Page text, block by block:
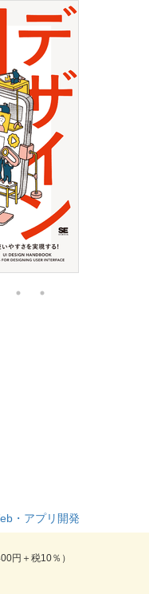
・アプリ開発
円＋税10％）